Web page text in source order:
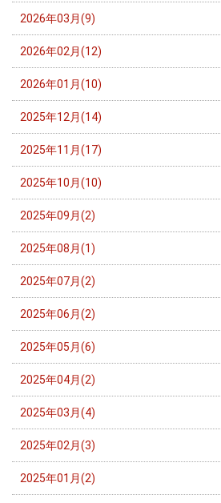
2026年03月(9)
2026年02月(12)
2026年01月(10)
2025年12月(14)
2025年11月(17)
2025年10月(10)
2025年09月(2)
2025年08月(1)
2025年07月(2)
2025年06月(2)
2025年05月(6)
2025年04月(2)
2025年03月(4)
2025年02月(3)
2025年01月(2)